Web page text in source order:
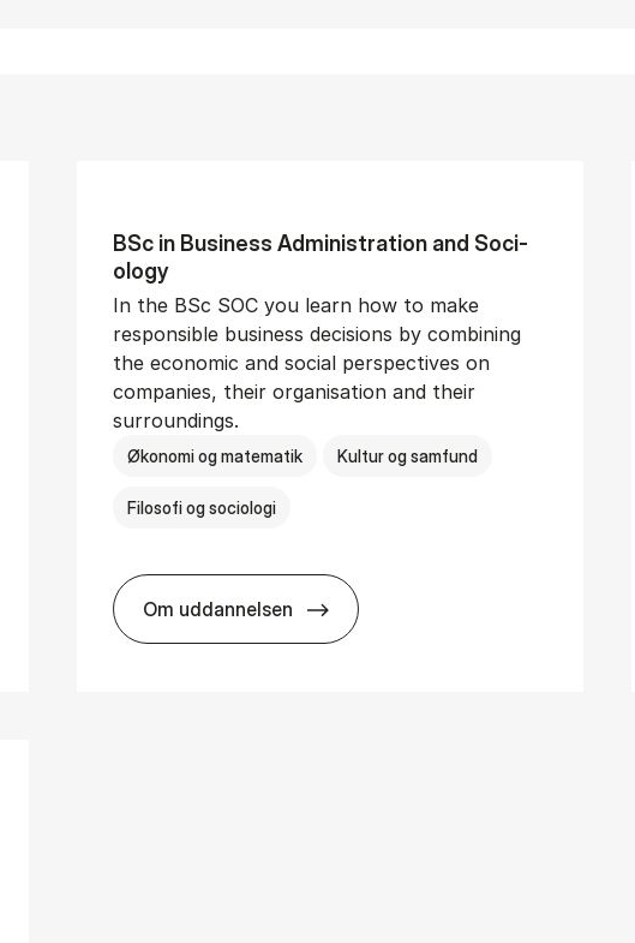
Man­age­ment
BSc in Busi­ness Ad­min­is­tra­tion and So­ci­
ology
In the BSc SOC you learn how to make
responsible business decisions by combining
the economic and social perspectives on
companies, their organisation and their
surroundings.
Økonomi og matematik Kultur og samfund
Filosofi og sociologi
Om uddannelsen
BSc in Busi­ness Ad­min­is­tra­tion and So­ci­ology